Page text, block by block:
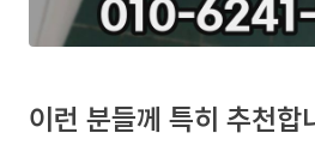
이런 분들께 특히 추천합